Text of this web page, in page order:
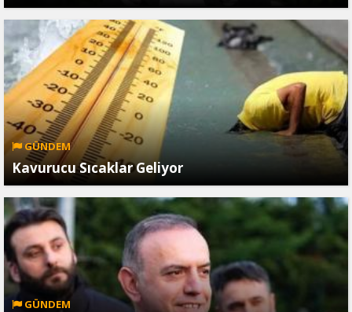
GÜNDEM
Kavurucu Sıcaklar Geliyor
GÜNDEM